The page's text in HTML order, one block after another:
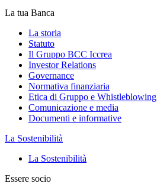
La tua Banca
La storia
Statuto
Il Gruppo BCC Iccrea
Investor Relations
Governance
Normativa finanziaria
Etica di Gruppo e Whistleblowing
Comunicazione e media
Documenti e informative
La Sostenibilità
La Sostenibilità
Essere socio